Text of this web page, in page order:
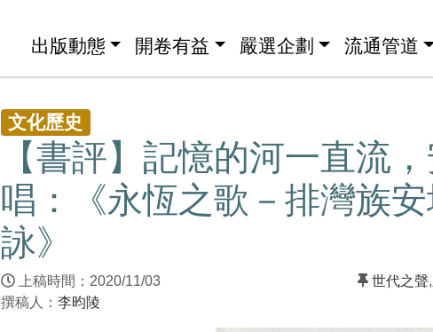
出版動態 開卷有益 嚴選企劃 流通管道
文化歷史
【書評】記憶的河一直流
唱：《永恆之歌－排灣族
詠》
上稿時間：2020/11/03
撰稿人： 李昀陵
世代之聲,